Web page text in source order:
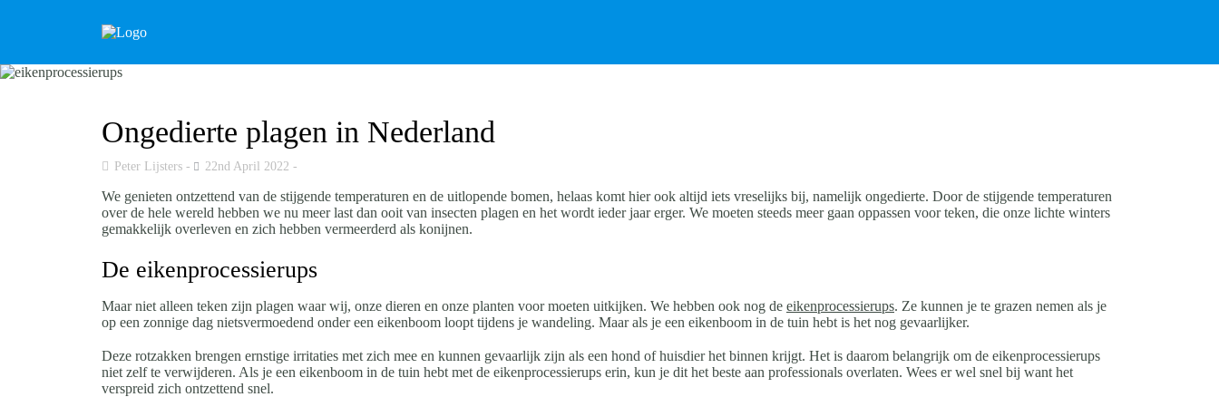
Ongedierte plagen in Nederland
Peter Lijsters 22nd April 2022
We genieten ontzettend van de stijgende temperaturen en de uitlopende bomen, helaas komt hier ook altijd iets vreselijks bij, namelijk ongedierte. Door de stijgende temperaturen
over de hele wereld hebben we nu meer last dan ooit van insecten plagen en het wordt ieder jaar erger. We moeten steeds meer gaan oppassen voor teken, die onze lichte winters
gemakkelijk overleven en zich hebben vermeerderd als konijnen.
De eikenprocessierups
Maar niet alleen teken zijn plagen waar wij, onze dieren en onze planten voor moeten uitkijken. We hebben ook nog de eikenprocessierups. Ze kunnen je te grazen nemen als je
op een zonnige dag nietsvermoedend onder een eikenboom loopt tijdens je wandeling. Maar als je een eikenboom in de tuin hebt is het nog gevaarlijker.
Deze rotzakken brengen ernstige irritaties met zich mee en kunnen gevaarlijk zijn als een hond of huisdier het binnen krijgt. Het is daarom belangrijk om de eikenprocessierups
niet zelf te verwijderen. Als je een eikenboom in de tuin hebt met de eikenprocessierups erin, kun je dit het beste aan professionals overlaten. Wees er wel snel bij want het
verspreid zich ontzettend snel.